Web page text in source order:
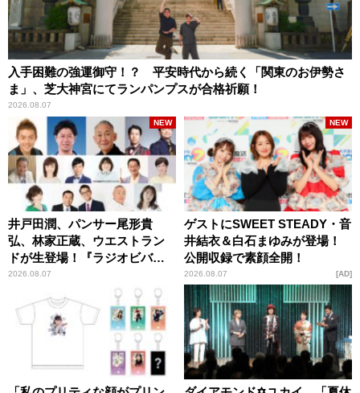
入手困難の強運御守！？ 平安時代から続く「関東のお伊勢さ
ま」、芝大神宮にてランパンプスが合格祈願！
2026.08.07
井戸田潤、パンサー尾形貴
弘、林家正蔵、ウエストラン
ドが生登場！『ラジオビバリ
ー昼ズ』
2026.08.07
NEW
ゲストにSWEET STEADY・音
井結衣＆白石まゆみが登場！
公開収録で素顔全開！
2026.08.07
NEW
AD